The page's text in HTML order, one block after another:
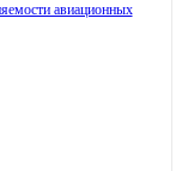
авиационных